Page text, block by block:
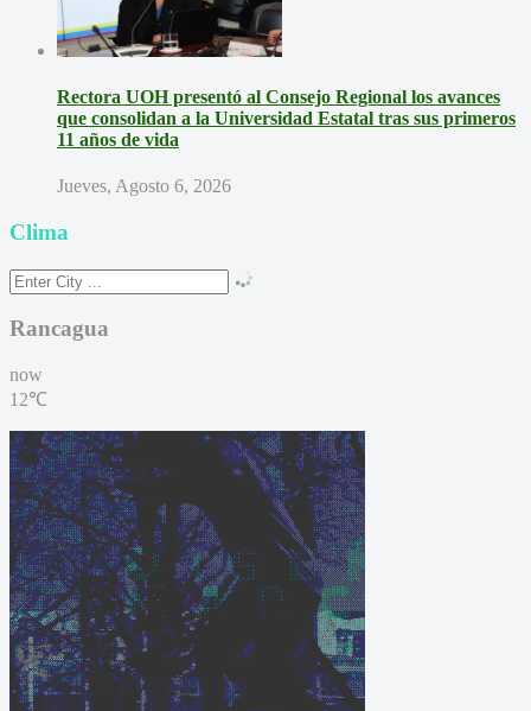
Rectora UOH presentó al Consejo Regional los avances
que consolidan a la Universidad Estatal tras sus primeros
11 años de vida
Jueves, Agosto 6, 2026
Clima
Rancagua
now
12℃